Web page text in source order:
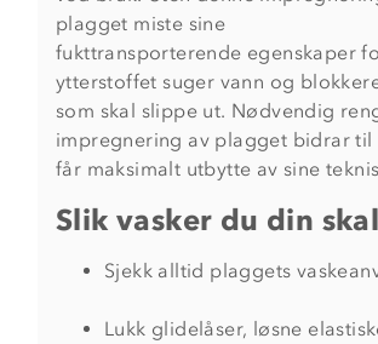
plagget miste sine
fukttransporterende egenskaper
ytterstoffet suger vann og
som skal slippe ut. Nødvendig
impregnering av plagget bidrar til
får maksimalt utbytte av sine
Slik vasker du din
Sjekk alltid plaggets
Lukk glidelåser, løsne